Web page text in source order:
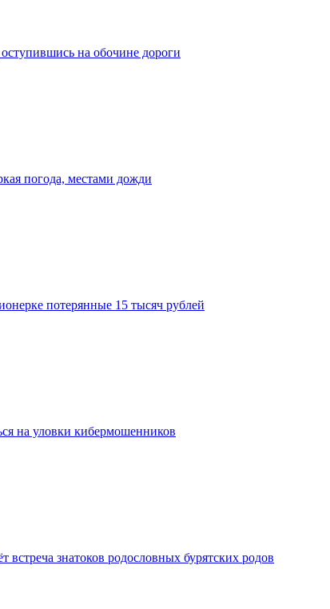
на обочине дороги
погода, местами дожди
потерянные 15 тысяч рублей
на уловки кибермошенников
знатоков родословных бурятских родов